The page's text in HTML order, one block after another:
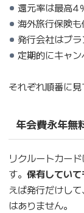
還元率は最高4
海外旅行保険
発行会社はブ
定期的にキャ
それぞれ順番に見
年会費永年無
リクルートカー
す。 保有してい
えば発行だけし
はありません。